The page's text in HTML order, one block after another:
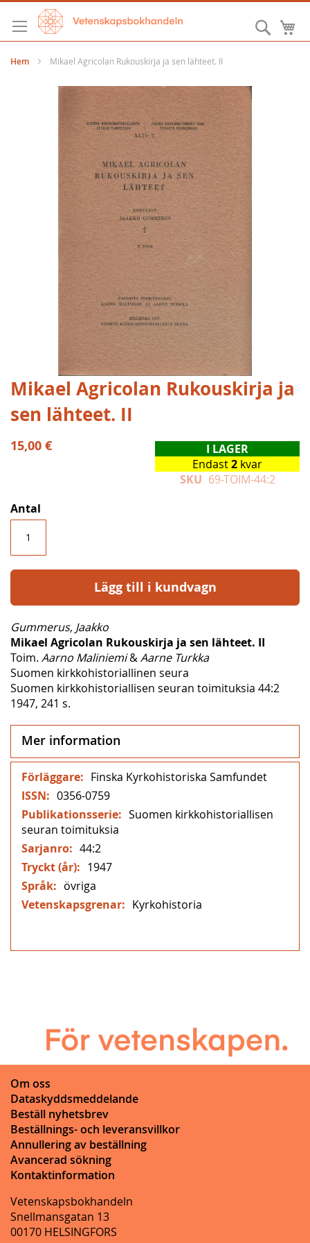
Hoppa
till
innehållet
Sök
Hem Mikael Agricolan Rukouskirja ja sen lähteet. II
bildgalleriet
Hoppa
till
början
bildgalleriet
Mikael Agricolan Rukouskirja ja
sen lähteet. II
15,00 €
I LAGER
Endast2 kvar
SKU 69-TOIM-44:2
Antal
Lägg till i kundvagn
Gummerus, Jaakko
Mikael Agricolan Rukouskirja ja sen lähteet. II
Toim. Aarno Maliniemi&Aarne Turkka
Suomen kirkkohistoriallinen seura
Suomen kirkkohistoriallisen seuran toimituksia 44:2
1947, 241 s.
Mer information
Mer
information
Finska Kyrkohistoriska Samfundet
0356-0759
Suomen kirkkohistoriallisen
seuran toimituksia
44:2
1947
övriga
Kyrkohistoria
Om oss
Dataskyddsmeddelande
Beställ nyhetsbrev
Beställnings- och leveransvillkor
Annullering av beställning
Avancerad sökning
Kontaktinformation
Vetenskapsbokhandeln
Snellmansgatan 13
00170 HELSINGFORS